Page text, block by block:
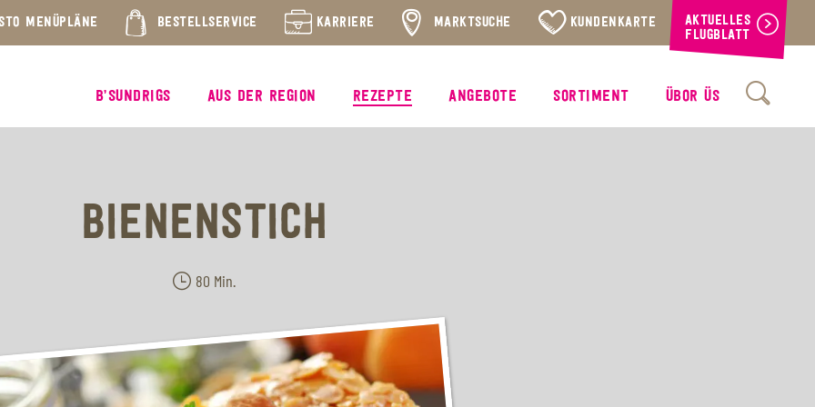
MENÜPLÄNE BESTELLSERVICE KARRIERE MARKTSUCHE KUNDENKARTE
AKTUELLES
FLUGBLATT
B’SUNDRIGS AUS DER REGION REZEPTE ANGEBOTE SORTIMENT ÜBOR ÜS
BIENENSTICH
80 Min.